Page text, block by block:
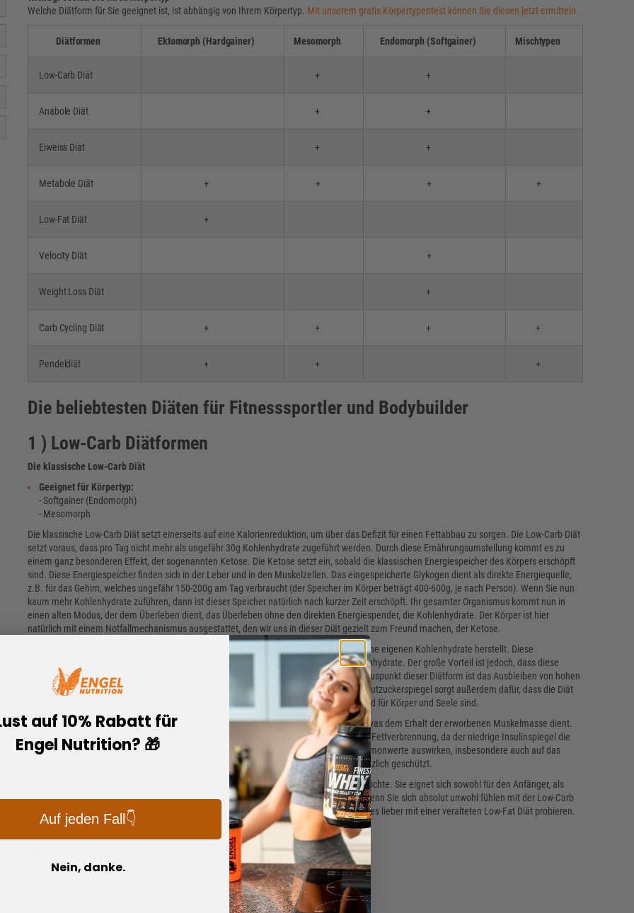
Welche Diätform für Sie geeignet ist, ist abhängig von Ihrem Körpertyp. Mit unserem gratis Körpertypentest können Sie diesen jetzt ermitteln.
Diätformen Ektomorph (Hardgainer) Mesomorph Endomorph (Softgainer) Mischtypen
Low-Carb Diät + +
Anabole Diät + +
Eiweiss Diät + +
Metabole Diät + + + +
Low-Fat Diät +
Velocity Diät +
Weight Loss Diät +
Carb Cycling Diät + + + +
Pendeldiät + + +
Die beliebtesten Diäten für Fitnesssportler und Bodybuilder
1 ) Low-Carb Diätformen
Die klassische Low-Carb Diät
Geeignet für Körpertyp:
- Softgainer (Endomorph)
- Mesomorph
Die klassische Low-Carb Diät setzt einerseits auf eine Kalorienreduktion, um über das Defizit für einen Fettabbau zu sorgen. Die Low-Carb Diät
setzt voraus, dass pro Tag nicht mehr als ungefähr 30g Kohlenhydrate zugeführt werden. Durch diese Ernährungsumstellung kommt es zu
einem ganz besonderen Effekt, der sogenannten Ketose. Die Ketose setzt ein, sobald die klassischen Energiespeicher des Körpers erschöpft
sind. Diese Energiespeicher finden sich in der Leber und in den Muskelzellen. Das eingespeicherte Glykogen dient als direkte Energiequelle,
z.B. für das Gehirn, welches ungefähr 150-200g am Tag verbraucht (der Speicher im Körper beträgt 400-600g, je nach Person). Wenn Sie nun
kaum mehr Kohlenhydrate zuführen, dann ist dieser Speicher natürlich nach kurzer Zeit erschöpft. Ihr gesamter Organismus kommt nun in
einen alten Modus, der dem Überleben dient, das Überleben ohne den direkten Energiespender, die Kohlenhydrate. Der Körper ist hier
natürlich mit einem Notfallmechanismus ausgestattet, den wir uns in dieser Diät gezielt zum Freund machen, der Ketose.
Die Ketose besagt, dass der Körper sich nach dem Erschöpfen der Glykogenspeicher seine eigenen Kohlenhydrate herstellt. Diese
sogenannten Keton-Körper sorgen für einen ähnlichen Effekt wie die zugeführten Kohlenhydrate. Der große Vorteil ist jedoch, dass diese
Keton-Körper direkt aus den vorhandenen Fettdepots gewonnen werden. Ein weiterer Pluspunkt dieser Diätform ist das Ausbleiben von hohen
Blutzuckerspitzen, wodurch auch Heißhungerattacken minimiert werden. Der niedrige Blutzuckerspiegel sorgt außerdem dafür, dass die Diät
insgesamt erträglicher wird, da Blutzuckerschwankungen in der Diät meist sehr belastend für Körper und Seele sind.
Während der Low-Carb Diät wird zudem sehr viel Protein über die Ernährung zugeführt, was dem Erhalt der erworbenen Muskelmasse dient.
Die Fettzufuhr ist während der Low-Carb Diät auch recht hoch. Dies verbessert sogar die Fettverbrennung, da der niedrige Insulinspiegel die
Fettverbrennung unterstützt! Eine sehr niedrige Fettzufuhr kann sich negativ auf die Hormonwerte auswirken, insbesondere auch auf das
Testosteron. Vor diesem Effekt sind Sie dank der hohen Fettzufuhr während der Diät gänzlich geschützt.
Die Low-Carb Diät eignet sich eigentlich für jeden Sportler, der eine Diät ausprobieren möchte. Sie eignet sich sowohl für den Anfänger, als
auch für den fortgeschrittenen Athleten, da diese recht einfach umzusetzen ist. Einzig wenn Sie sich absolut unwohl fühlen mit der Low-Carb
Ernährung (einseitige Nahrungszufuhr, fehlen der Kohlenhydrate usw.), dann sollten Sie es lieber mit einer veralteten Low-Fat Diät probieren.
Geeignet für Körpertyp:
auf 10% Rabatt für
Engel Nutrition? 🎁
Auf jeden Fall👇
Nein, danke.